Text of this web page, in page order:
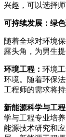
兴趣，可以选择师
可持续发展：绿
随着全球对环境
露头角，为男生
环境工程： 环境
环境。随着环保
工程师的需求将持
新能源科学与工程
学与工程专业培
能源技术研究和